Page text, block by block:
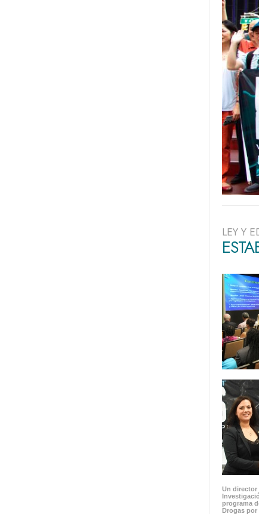
LEY Y
Un director
programa
Drogas por